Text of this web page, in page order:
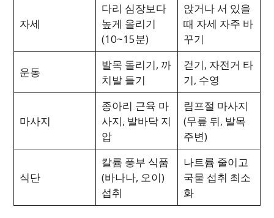
자세
다리 심장보다
높게 올리기
(10~15분)
앉거나 서 있을
때 자세 자주 바
꾸기
운동
발목 돌리기, 까
치발 들기
걷기, 자전거 타
기, 수영
마사지
종아리 근육 마
사지, 발바닥 지
압
림프절 마사지
(무릎 뒤, 발목
주변)
식단
칼륨 풍부 식품
(바나나, 오이)
섭취
나트륨 줄이고
국물 섭취 최소
화